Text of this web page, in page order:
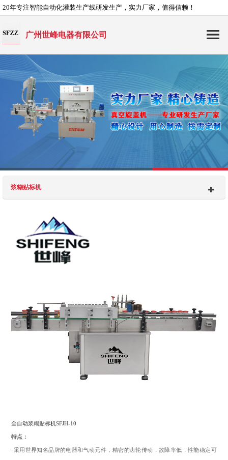
20年专注智能自动化灌装生产线研发生产，实力厂家，值得信赖！
广州世峰电器有限公司
浆糊贴标机
全自动浆糊贴标机SFJH-10
特点：
·采用世界知名品牌的电器和气动元件，精密的齿轮传动，故障率低，性能稳定可